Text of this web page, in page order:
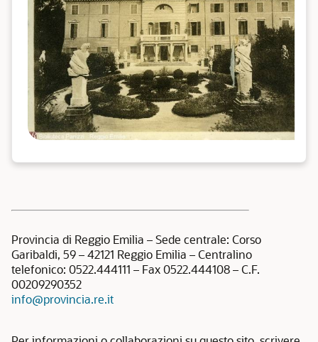
Provincia di Reggio Emilia – Sede centrale: Corso
Garibaldi, 59 – 42121 Reggio Emilia – Centralino
telefonico: 0522.444111 – Fax 0522.444108 – C.F.
00209290352
info@provincia.re.it